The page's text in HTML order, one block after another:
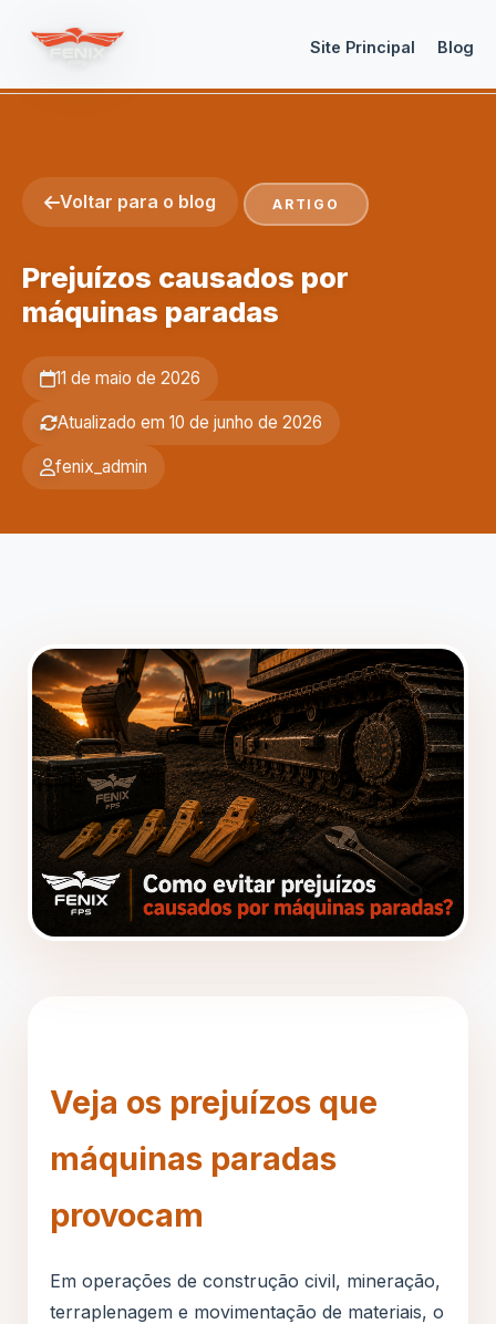
Site Principal Blog
Voltar para o blog ARTIGO
Prejuízos causados por
máquinas paradas
11 de maio de 2026
Atualizado em 10 de junho de 2026
fenix_admin
Veja os prejuízos que
máquinas paradas
provocam
Em operações de construção civil, mineração,
terraplenagem e movimentação de materiais, o